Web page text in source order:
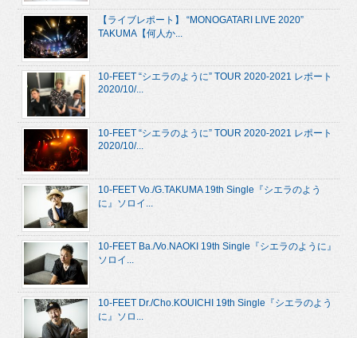
【ライブレポート】 “MONOGATARI LIVE 2020”
TAKUMA【何人か...
10-FEET “シエラのように” TOUR 2020-2021 レポート
2020/10/...
10-FEET “シエラのように” TOUR 2020-2021 レポート
2020/10/...
10-FEET Vo./G.TAKUMA 19th Single『シエラのよう
に』ソロイ...
10-FEET Ba./Vo.NAOKI 19th Single『シエラのように』
ソロイ...
10-FEET Dr./Cho.KOUICHI 19th Single『シエラのよう
に』ソロ...